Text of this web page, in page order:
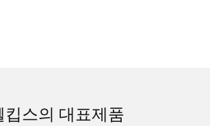
킵스의 대표제품